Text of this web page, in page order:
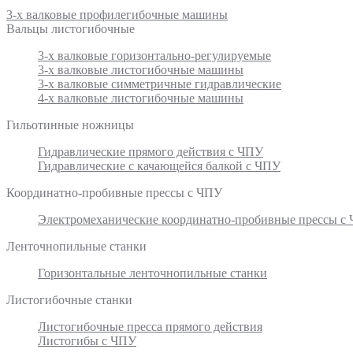
3-х валковые профилегибочные машины
Вальцы листогибочные
3-х валковые горизонтально-регулируемые
3-х валковые листогибочные машины
3-х валковые симметричные гидравлические
4-х валковые листогибочные машины
Гильотинные ножницы
Гидравлические прямого действия с ЧПУ
Гидравлические с качающейся балкой с ЧПУ
Координатно-пробивные прессы с ЧПУ
Электромеханические координатно-пробивные прессы
Ленточнопильные станки
Горизонтальные ленточнопильные станки
Листогибочные станки
Листогибочные пресса прямого действия
Листогибы с ЧПУ